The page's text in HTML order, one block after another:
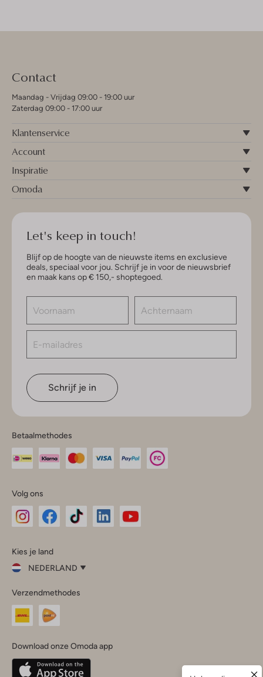
Contact
Maandag - Vrijdag 09:00 - 19:00 uur
Zaterdag 09:00 - 17:00 uur
Klantenservice
Account
Inspiratie
Omoda
Let's keep in touch!
Blijf op de hoogte van de nieuwste items en exclusieve
deals, speciaal voor jou. Schrijf je in voor de nieuwsbrief
en maak kans op € 150,- shoptegoed.
Schrijf je in
Betaalmethodes
Volg ons
InstagramFacebook
Kies je land
NEDERLAND
je
land
Nederland
Belgique(Français)
Verzendmethodes
Download onze Omoda app